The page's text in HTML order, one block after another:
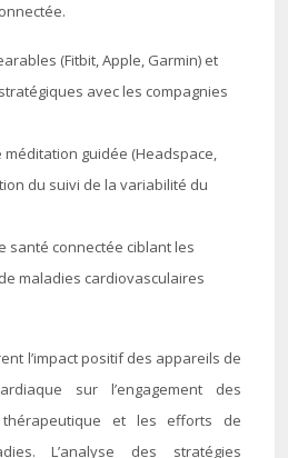
(Fitbit, Apple, Garmin) et
avec les compagnies
méditation guidée (Headspace,
du suivi de la variabilité du
santé connectée ciblant les
maladies cardiovasculaires
l’impact positif des appareils de
sur l’engagement des
thérapeutique et les efforts de
L’analyse des stratégies